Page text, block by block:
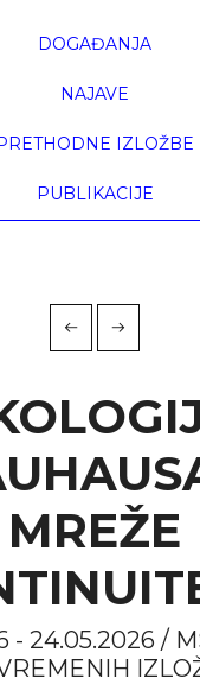
DOGAĐANJA
NAJAVE
IZLOŽBE
PUBLIKACIJE
MREŽE
- 24.05.2026 /